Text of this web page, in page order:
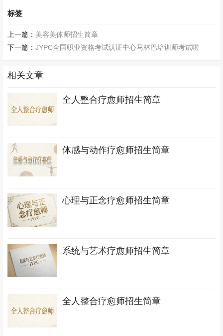
标签
上一篇： 美容美体师招生简章
下一篇：JYPC全国职业资格考试认证中心马林巴培训师考试啦
相关文章
全人整合疗愈师招生简章
体感与动作疗愈师招生简章
心理与正念疗愈师招生简章
系统与艺术疗愈师招生简章
全人整合疗愈师招生简章